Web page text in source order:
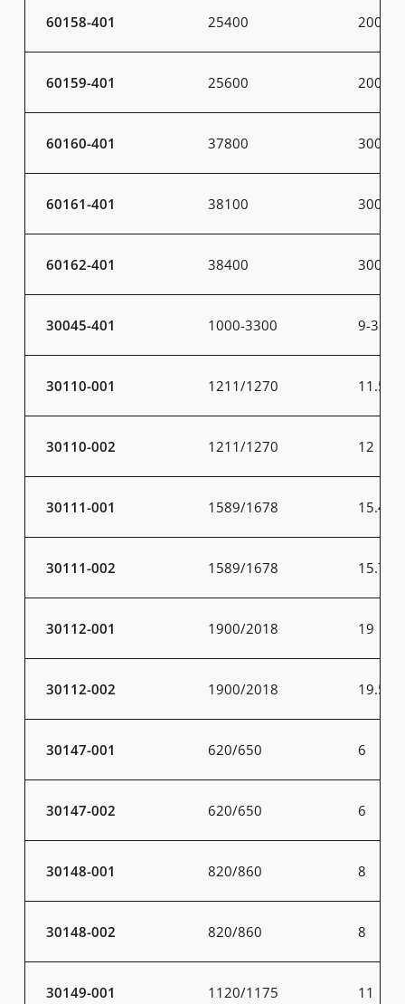
60158-401 25400 200
60159-401 25600 200
60160-401 37800 300
60161-401 38100 300
60162-401 38400 300
30045-401 1000-3300 9-31
30110-001 1211/1270 11.5
30110-002 1211/1270 12
30111-001 1589/1678 15.4
30111-002 1589/1678 15.7
30112-001 1900/2018 19
30112-002 1900/2018 19.5
30147-001 620/650 6
30147-002 620/650 6
30148-001 820/860 8
30148-002 820/860 8
30149-001 1120/1175 11